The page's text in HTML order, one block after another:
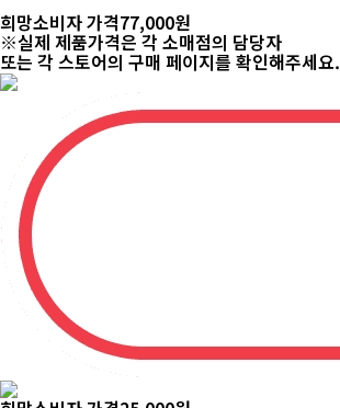
희망소비자 가격77,000원
※실제 제품가격은 각 소매점의 담당자
또는 각 스토어의 구매 페이지를 확인해주세요.